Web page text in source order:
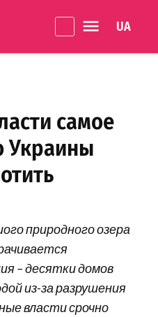
самое
Украины
природного озера
– десятки домов
из-за разрушения
власти срочно